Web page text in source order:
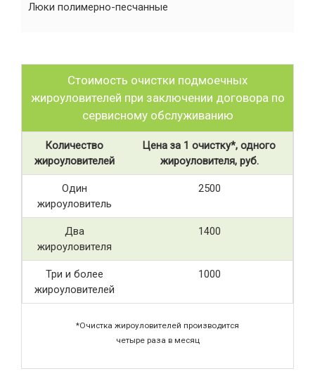
Люки полимерно-песчанные
Стоимость очистки подмоечных
жироуловителей при заключении договора по
сервисному обслуживанию
Количество
жироуловителей
Цена за 1 очистку*, одного
жироуловителя, руб.
Один
жироуловитель
2500
Два
жироуловителя
1400
Три и более
жироуловителей
1000
*Очистка жироуловителей производится
четыре раза в месяц